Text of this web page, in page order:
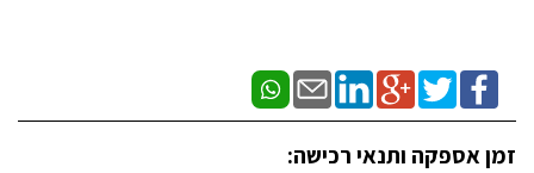
זמן אספקה ותנאי רכישה: